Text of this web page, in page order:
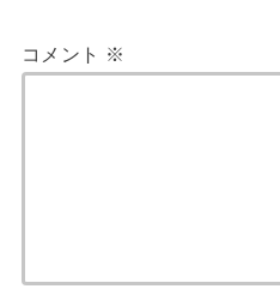
コメント ※